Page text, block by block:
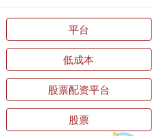
平台
低成本
股票配资平台
股票